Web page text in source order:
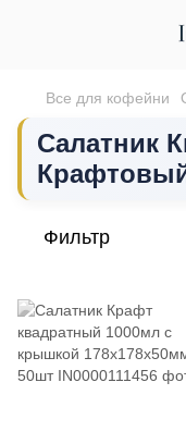
Все для кофейни
Салатник
Фильтр